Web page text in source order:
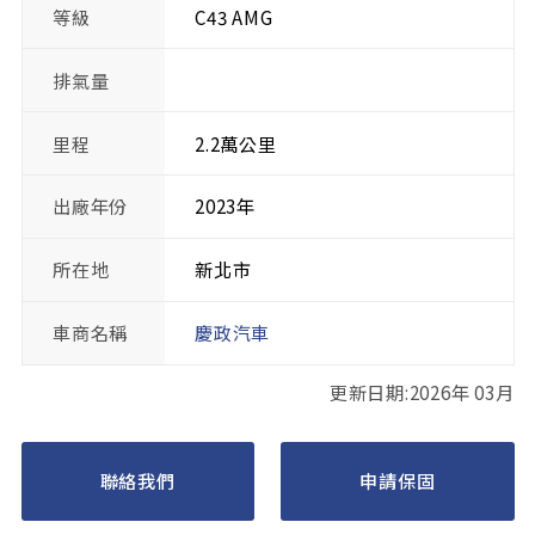
等級 C43 AMG
排氣量
里程 2.2萬公里
出廠年份 2023年
所在地 新北市
車商名稱 慶政汽車
更新日期:2026年 03月
聯絡我們 申請保固